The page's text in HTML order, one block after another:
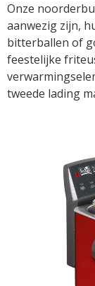
Onze
aanwezig zijn,
bitterballen of
feestelijke
tweede lading